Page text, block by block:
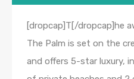
[dropcap]T[/dropcap]he
The Palm is set on the
and offers 5-star luxury,